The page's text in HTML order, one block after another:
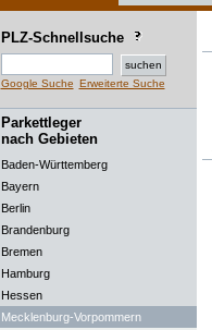
PLZ-Schnellsuche
Google Suche Erweiterte Suche
Parkettleger
nach Gebieten
Baden-Württemberg
Bayern
Berlin
Brandenburg
Bremen
Hamburg
Hessen
Mecklenburg-Vorpommern